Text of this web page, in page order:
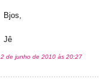
Bjos,
Jê
2 de junho de 2010 às 20:27